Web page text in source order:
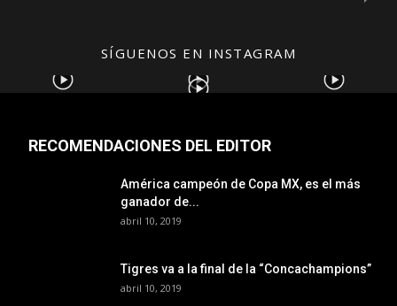
SÍGUENOS EN INSTAGRAM
RECOMENDACIONES DEL EDITOR
América campeón de Copa MX, es el más
ganador de...
abril 10, 2019
Tigres va a la final de la “Concachampions”
abril 10, 2019